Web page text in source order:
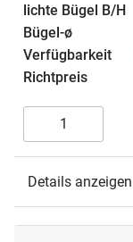
Details anzeigen